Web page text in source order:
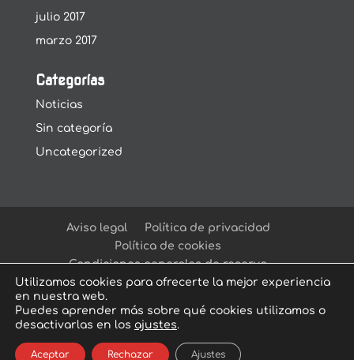
julio 2017
marzo 2017
Categorías
Noticias
Sin categoría
Uncategorized
Aviso legal
Política de privacidad
Política de cookies
Condiciones generales de reserva
© Arcadia Escape Room| Escape Room en
Utilizamos cookies para ofrecerte la mejor experiencia
en nuestra web.
Puedes aprender más sobre qué cookies utilizamos o
desactivarlas en los ajustes.
Aceptar Rechazar Ajustes